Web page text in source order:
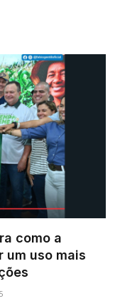
como a
um uso mais